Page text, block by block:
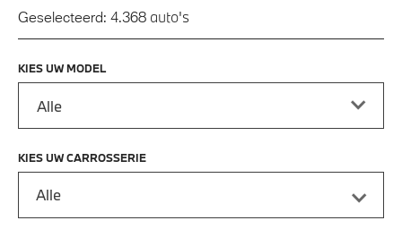
Typ een automodel in en druk op enter om te zoeken
Geselecteerd: 4.368 auto's
KIES UW MODEL
KIES UW CARROSSERIE
Alle